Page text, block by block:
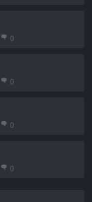
0
0
0
0